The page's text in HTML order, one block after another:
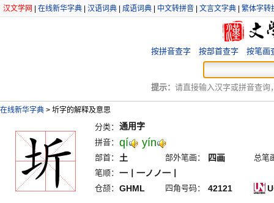
汉文学网 在线新华字典 汉语词典 成语词典 中文转拼音 文言文字典 繁体字转
按拼音查字 按部首查字 按笔画
提示： 请直接输入汉字或拼音查询
在线新华字典 > 圻字的解释及意思
分类： 通用字
拼音： qí yín
部首： 土 部外笔画： 四画
总笔
笔顺： 一丨一ノノ一丨
仓颉： GHML 四角号码： 42121